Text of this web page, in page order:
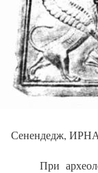
Сенендедж,
При